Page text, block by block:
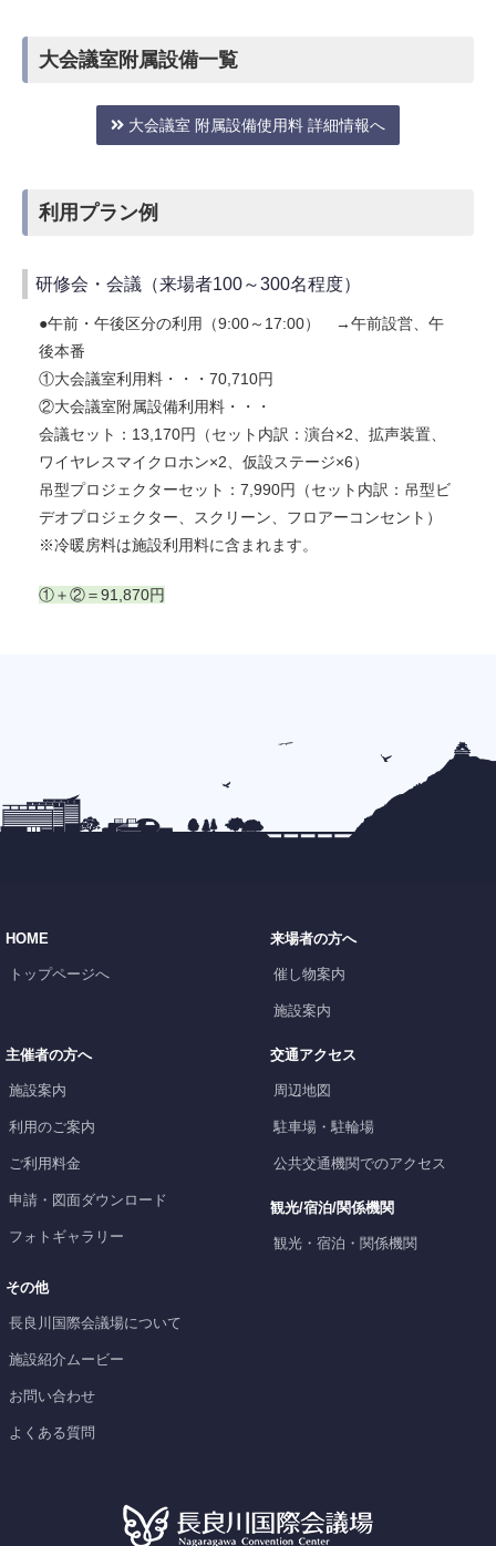
大会議室附属設備一覧
大会議室 附属設備使用料 詳細情報へ
利用プラン例
研修会・会議（来場者100～300名程度）
●午前・午後区分の利用（9:00～17:00） →午前設営、午
後本番
①大会議室利用料・・・70,710円
②大会議室附属設備利用料・・・
会議セット：13,170円（セット内訳：演台×2、拡声装置、
ワイヤレスマイクロホン×2、仮設ステージ×6）
吊型プロジェクターセット：7,990円（セット内訳：吊型ビ
デオプロジェクター、スクリーン、フロアーコンセント）
※冷暖房料は施設利用料に含まれます。
①＋②＝91,870円
HOME
トップページへ
来場者の方へ
催し物案内
施設案内
主催者の方へ
施設案内
利用のご案内
ご利用料金
申請・図面ダウンロード
フォトギャラリー
交通アクセス
周辺地図
駐車場・駐輪場
公共交通機関でのアクセス
観光/宿泊/関係機関
観光・宿泊・関係機関
その他
長良川国際会議場について
施設紹介ムービー
お問い合わせ
よくある質問